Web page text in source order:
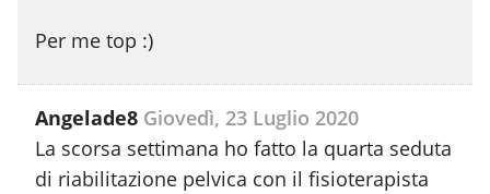
Per me top :)
Angelade8 Giovedì, 23 Luglio 2020
La scorsa settimana ho fatto la quarta seduta
di riabilitazione pelvica con il fisioterapista